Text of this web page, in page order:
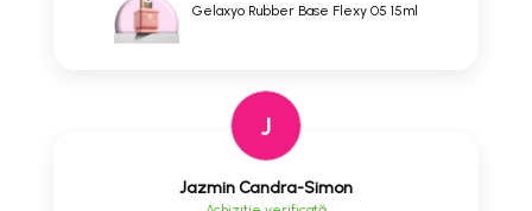
Gelaxyo Rubber Base Flexy 05 15ml
J
Jazmin Candra-Simon